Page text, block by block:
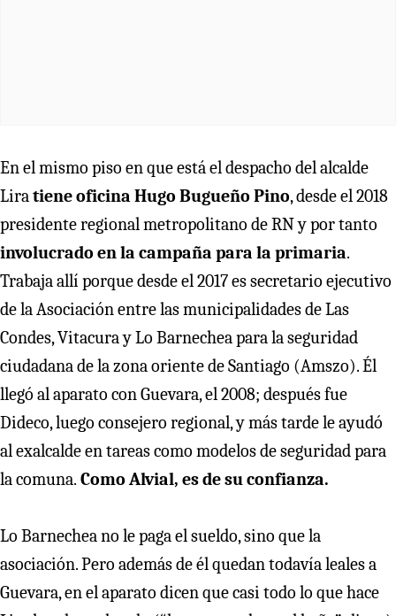
En el mismo piso en que está el despacho del alcalde
Liratiene oficina Hugo Bugueño Pino, desde el 2018
presidente regional metropolitano de RN y por tanto
involucrado en la campaña para la primaria.
Trabaja allí porque desde el 2017 es secretario ejecutivo
de la Asociación entre las municipalidades de Las
Condes, Vitacura y Lo Barnechea para la seguridad
ciudadana de la zona oriente de Santiago (Amszo). Él
llegó al aparato con Guevara, el 2008; después fue
Dideco, luego consejero regional, y más tarde le ayudó
al exalcalde en tareas como modelos de seguridad para
la comuna. Como Alvial, es de su confianza.
Lo Barnechea no le paga el sueldo, sino que la
asociación. Pero además de él quedan todavía leales a
Guevara, en el aparato dicen que casi todo lo que hace